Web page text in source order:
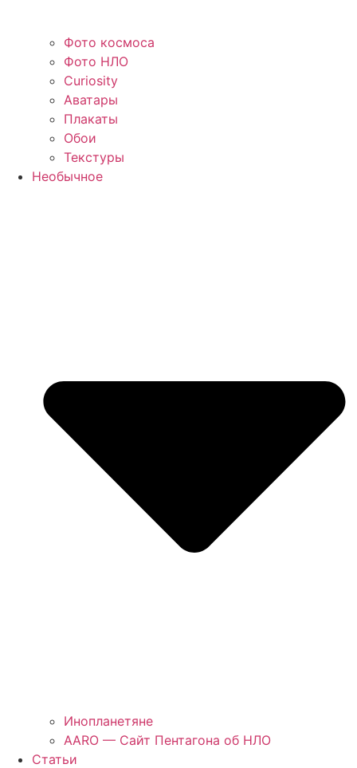
Фото космоса
Фото НЛО
Curiosity
Аватары
Плакаты
Обои
Текстуры
Необычное
Инопланетяне
AARO — Сайт Пентагона об НЛО
Статьи